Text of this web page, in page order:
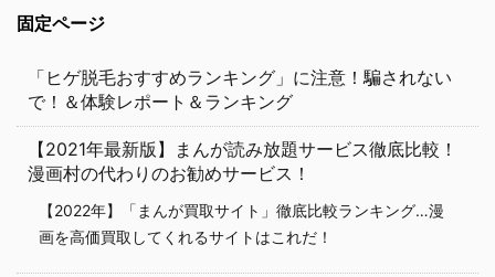
固定ページ
「ヒゲ脱毛おすすめランキング」に注意！騙されない
で！＆体験レポート＆ランキング
【2021年最新版】まんが読み放題サービス徹底比較！
漫画村の代わりのお勧めサービス！
【2022年】「まんが買取サイト」徹底比較ランキング…漫
画を高価買取してくれるサイトはこれだ！